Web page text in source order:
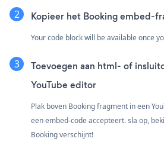
Kopieer het Booking embed-
Your code block will be available once
Toevoegen aan html- of
YouTube editor
Plak boven Booking fragment in een
een embed-code accepteert. sla op,
Booking verschijnt!